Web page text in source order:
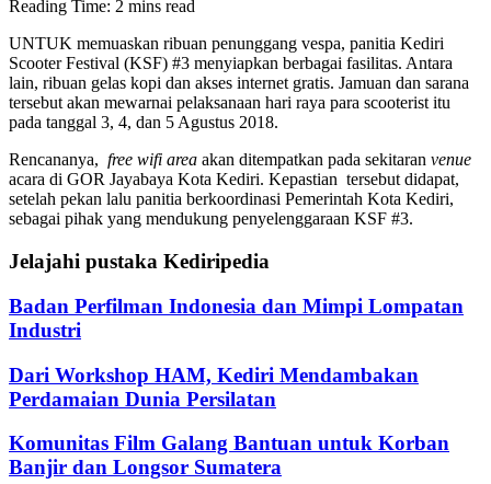
Reading Time: 2 mins read
UNTUK memuaskan ribuan penunggang vespa, panitia Kediri
Scooter Festival (KSF) #3 menyiapkan berbagai fasilitas. Antara
lain, ribuan gelas kopi dan akses internet gratis. Jamuan dan sarana
tersebut akan mewarnai pelaksanaan hari raya para scooterist itu
pada tanggal 3, 4, dan 5 Agustus 2018.
Rencananya, free wifi area akan ditempatkan pada sekitaran venue
acara di GOR Jayabaya Kota Kediri. Kepastian tersebut didapat,
setelah pekan lalu panitia berkoordinasi Pemerintah Kota Kediri,
sebagai pihak yang mendukung penyelenggaraan KSF #3.
Jelajahi pustaka Kediripedia
Badan Perfilman Indonesia dan Mimpi Lompatan
Industri
Dari Workshop HAM, Kediri Mendambakan
Perdamaian Dunia Persilatan
Komunitas Film Galang Bantuan untuk Korban
Banjir dan Longsor Sumatera